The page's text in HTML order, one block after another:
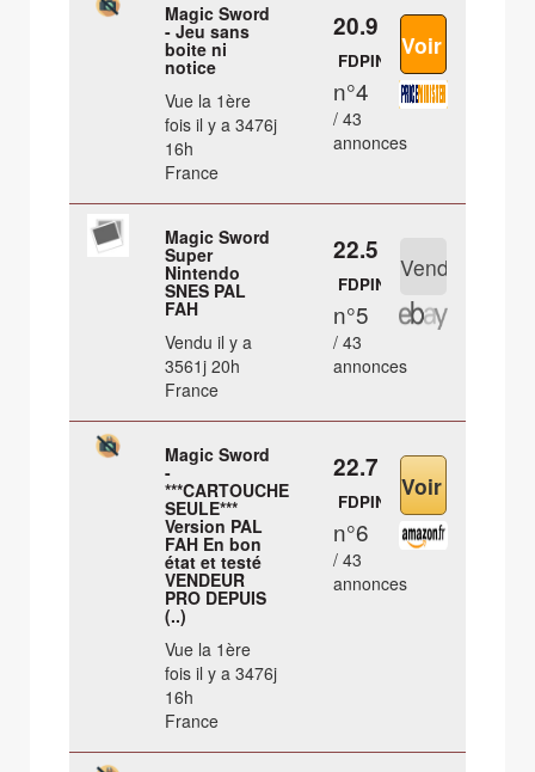
Magic Sword
- Jeu sans
boite ni
notice
Vue la 1ère
fois il y a 3476j
16h
France
20.9 €
FDPIN
n°4
/ 43
annonces
Magic Sword
Super
Nintendo
SNES PAL
FAH
Vendu il y a
3561j 20h
France
22.5 €
FDPIN
n°5
/ 43
annonces
Magic Sword
-
***CARTOUCHE
SEULE***
Version PAL
FAH En bon
état et testé
VENDEUR
PRO DEPUIS
(..)
Vue la 1ère
fois il y a 3476j
16h
France
22.7 €
FDPIN
n°6
/ 43
annonces